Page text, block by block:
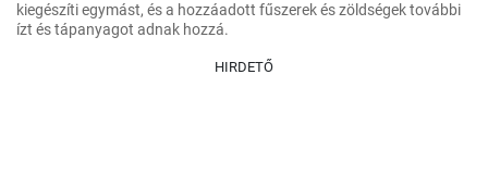
kiegészíti egymást, és a hozzáadott fűszerek és zöldségek további
ízt és tápanyagot adnak hozzá.
HIRDETŐ